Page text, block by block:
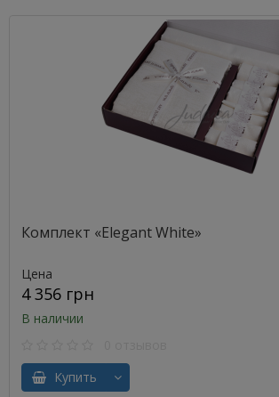
Комплект «Elegant White»
Цена
4 356 грн
В наличии
Купить